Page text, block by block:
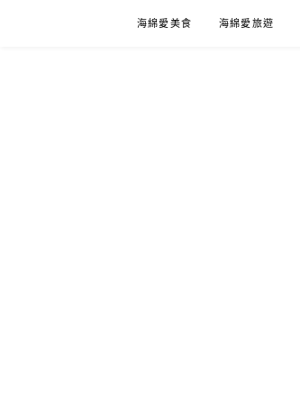
海綿愛美食 海綿愛旅遊